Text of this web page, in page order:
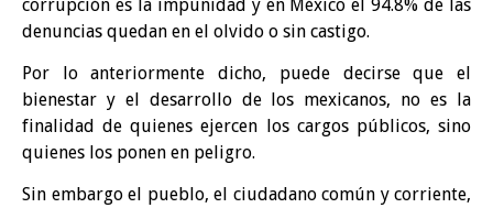
corrupción es la impunidad y en México el 94.8% de las
denuncias quedan en el olvido o sin castigo.
Por lo anteriormente dicho, puede decirse que el
bienestar y el desarrollo de los mexicanos, no es la
finalidad de quienes ejercen los cargos públicos, sino
quienes los ponen en peligro.
Sin embargo el pueblo, el ciudadano común y corriente,